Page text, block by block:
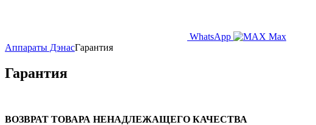
WhatsApp
Max
Аппараты ДэнасГарантия
Гарантия
ВОЗВРАТ ТОВАРА НЕНАДЛЕЖАЩЕГО КАЧЕСТВА